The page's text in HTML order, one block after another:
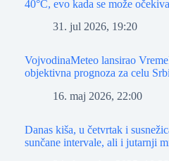
40°C, evo kada se može
31. jul 2026, 19:20
VojvodinaMeteo lansirao
objektivna prognoza za celu
16. maj 2026, 22:00
Danas kiša, u četvrtak i
sunčane intervale, ali i jutarnji